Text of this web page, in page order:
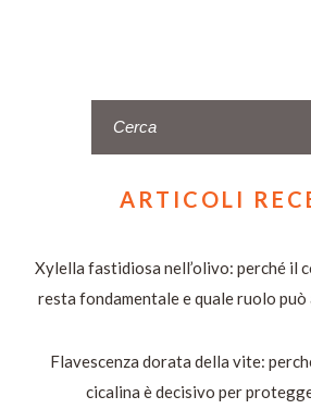
ARTICOLI
Xylella fastidiosa nell’olivo: perché il
resta fondamentale e quale ruolo può
Flavescenza dorata della vite:
cicalina è decisivo per